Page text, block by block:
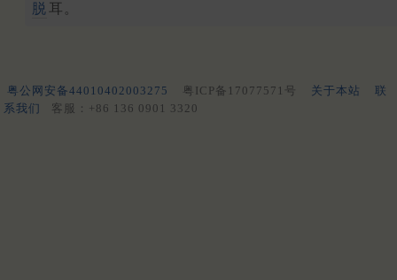
脱 耳。
粤公网安备44010402003275 粤ICP备17077571号 关于本站
联
系我们
客服：+86 136 0901 3320